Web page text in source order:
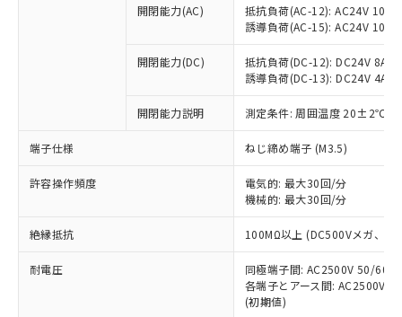
開閉能力(AC)
抵抗負荷(AC-12): AC24V 10A/
誘導負荷(AC-15): AC24V
開閉能力(DC)
抵抗負荷(DC-12): DC24V 8A/
誘導負荷(DC-13): DC24V 4A/
開閉能力説明 測定条件: 周囲温度 20±2℃、
端子仕様 ねじ締め端子 (M3.5)
許容操作頻度
電気的: 最大30回/分
機械的: 最大30回/分
絶縁抵抗 100MΩ以上 (DC500Vメガ、点
耐電圧
同極端子間: AC2500V 50/
各端子とアース間: AC2500V
(初期値)
以下の条件をお読みいただき、同意のうえ
ご利用ください。
本サービスは、当社制御機器事業取扱
商品の当社在庫状況および標準価格
(税抜)を提供させていただくもので
当社制御機器事業取扱商品の中には、
本サービスの対象外となる商品もある
ことをご了承ください。
在庫状況および標準価格照会結果は、
記載している更新日時点での社内デー
タに基づき作成されるものであり、閲
覧された時点での実際の在庫および標
準価格とは異なる場合があることをご
対応予定なし：EU RoHS指令（10物質）の
非含有に非対応の商品で、対応品を出す予
定はありません。
調査・確認中：EU RoHS指令（10物質）の
非含有の対応状況を調査中または確認中の
非該当品：ライセンス料など無形物で、有
害物質有無と関係のない商品です。
仕入先様の事情により、非含有部品として
いたものが、含有品と判明した場合などや
むを得ず変更することがあります。
六価クロム(Cr(Ⅵ)) 1000ppm以下、ポリ臭化ビフェニル
類(PBB) 1000ppm以下、ポリ臭化ジフェニルエーテル類
「○」：最大均質材料含有率が中国RoHSの
基準値以下であることを示します。
「×」：最大均質材料含有率が中国RoHSの
基準値を超えていることを示します。
「－」：未確認です。当社販売部門へお問
*中国RoHS10物質の基準値 (GB/T26572)：
Pb(鉛) :1000ppm、 Hg(水銀) : 1000ppm、 Cd(カドミウ
Cr(Ⅵ)(六価クロム) : 1000ppm、 PBBs(ポリ臭化ビフェ
当社は、これら貴社製品のうち、外国
為替および外国貿易法に定める商品
（以下｢規制貨物等」という）を輸出
または国外への提供する場合は、日本
国政府の輸出許可(または役務取引許
可)を取得するなどの必要な手続きを